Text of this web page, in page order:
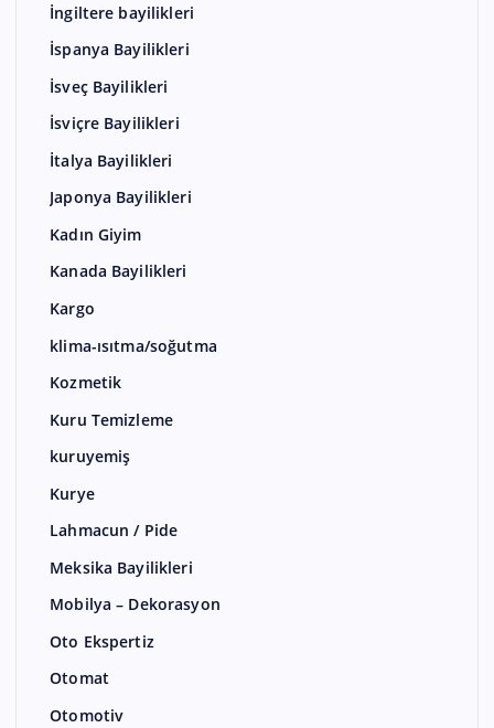
İngiltere bayilikleri
İspanya Bayilikleri
İsveç Bayilikleri
İsviçre Bayilikleri
İtalya Bayilikleri
Japonya Bayilikleri
Kadın Giyim
Kanada Bayilikleri
Kargo
klima-ısıtma/soğutma
Kozmetik
Kuru Temizleme
kuruyemiş
Kurye
Lahmacun / Pide
Meksika Bayilikleri
Mobilya – Dekorasyon
Oto Ekspertiz
Otomat
Otomotiv